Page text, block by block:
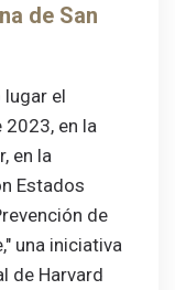
de San
el
en la
en la
Estados
de
una iniciativa
de Harvard